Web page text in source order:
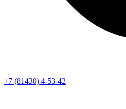
+7 (81430) 4-53-42